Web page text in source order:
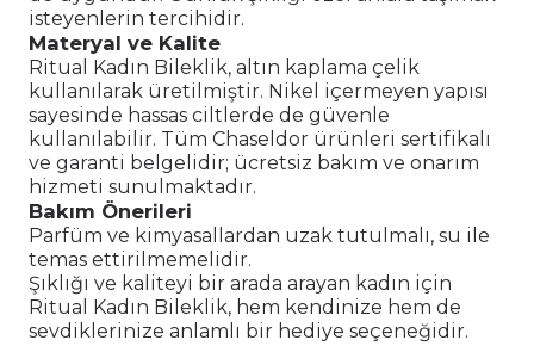
isteyenlerin tercihidir.
Materyal ve Kalite
Ritual Kadın Bileklik, altın kaplama çelik
kullanılarak üretilmiştir. Nikel içermeyen yapısı
sayesinde hassas ciltlerde de güvenle
kullanılabilir. Tüm Chaseldor ürünleri sertifikalı
ve garanti belgelidir; ücretsiz bakım ve onarım
hizmeti sunulmaktadır.
Bakım Önerileri
Parfüm ve kimyasallardan uzak tutulmalı, su ile
temas ettirilmemelidir.
Şıklığı ve kaliteyi bir arada arayan kadın için
Ritual Kadın Bileklik, hem kendinize hem de
sevdiklerinize anlamlı bir hediye seçeneğidir.